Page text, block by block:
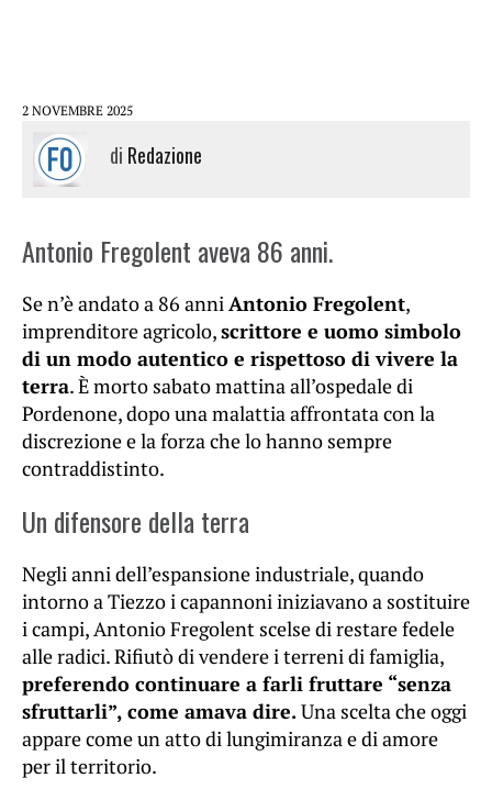
2 NOVEMBRE 2025
di Redazione
Antonio Fregolent aveva 86 anni.
Se n’è andato a 86 anniAntonio Fregolent,
imprenditore agricolo,scrittore e uomo simbolo
di un modo autentico e rispettoso di vivere la
terra. È morto sabato mattina all’ospedale di
Pordenone, dopo una malattia affrontata con la
discrezione e la forza che lo hanno sempre
contraddistinto.
Un difensore della terra
Negli anni dell’espansione industriale, quando
intorno a Tiezzo i capannoni iniziavano a sostituire
i campi, Antonio Fregolent scelse di restare fedele
alle radici. Rifiutò di vendere i terreni di famiglia,
preferendo continuare a farli fruttare “senza
sfruttarli”, come amava dire.Una scelta che oggi
appare come un atto di lungimiranza e di amore
per il territorio.